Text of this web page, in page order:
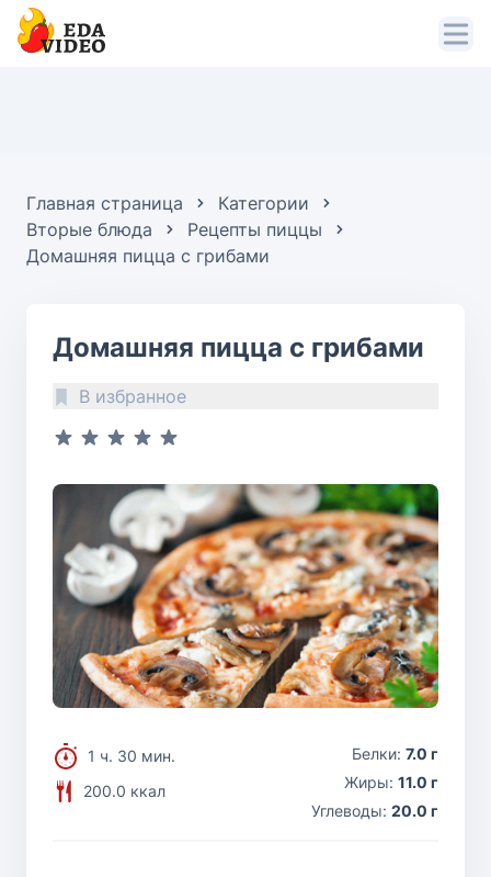
Главная страница
Категории
Вторые блюда
Рецепты пиццы
Домашняя пицца с грибами
Домашняя пицца с грибами
В избранное
1 ч. 30 мин.
200.0 ккал
Белки: 7.0 г
Жиры: 11.0 г
Углеводы: 20.0 г